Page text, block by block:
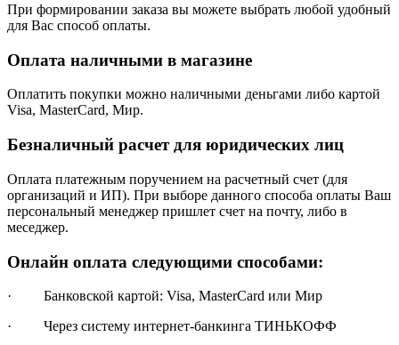
При формировании заказа вы можете выбрать любой удобный
для Вас способ оплаты.
Оплата наличными в магазине
Оплатить покупки можно наличными деньгами либо картой
Visa, MasterCard, Мир.
Безналичный расчет для юридических лиц
Оплата платежным поручением на расчетный счет (для
организаций и ИП). При выборе данного способа оплаты Ваш
персональный менеджер пришлет счет на почту, либо в
меседжер.
Онлайн оплата следующими способами:
· Банковской картой: Visa, MasterCard или Мир
· Через систему интернет-банкинга ТИНЬКОФФ